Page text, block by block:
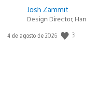
Josh Zammit
Design Director,
Fecha
4 de agosto de 2026 3